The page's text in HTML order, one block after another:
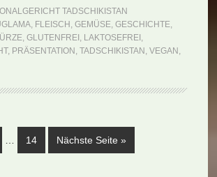
Buglama
(Rezept)
TADSCHIKISTAN
, FLEISCH , GEMÜSE, GESCHICHTE,
, GLUTENFREI , LAKTOSEFREI ,
, PRÄSENTATION , TADSCHIKISTAN , VEGAN ,
Seite
14 Nächste Seite aufrufen
»